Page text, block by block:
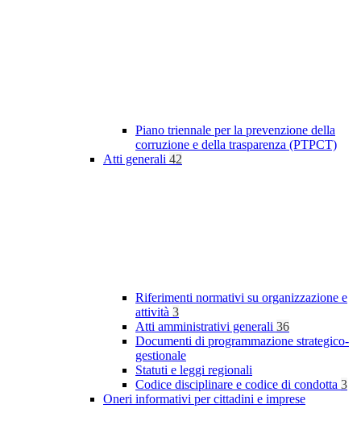
Piano triennale per la prevenzione della
corruzione e della trasparenza (PTPCT)
Atti generali 42
Riferimenti normativi su organizzazione e
attività 3
Atti amministrativi generali 36
Documenti di programmazione strategico-
gestionale
Statuti e leggi regionali
Codice disciplinare e codice di condotta 3
Oneri informativi per cittadini e imprese